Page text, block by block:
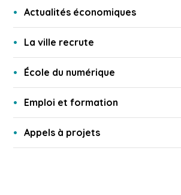
Actualités économiques
La ville recrute
École du numérique
Emploi et formation
Appels à projets